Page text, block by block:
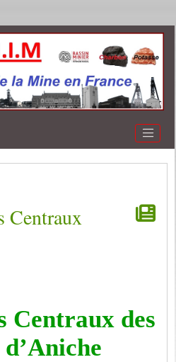
Centraux
Centraux des